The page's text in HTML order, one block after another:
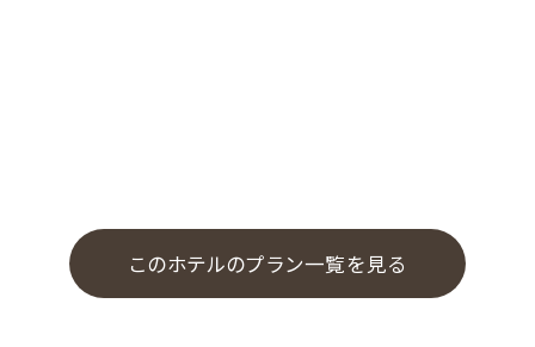
このホテルのプラン一覧を見る